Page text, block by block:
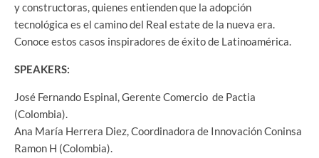
y constructoras, quienes entienden que la adopción
tecnológica es el camino del Real estate de la nueva era.
Conoce estos casos inspiradores de éxito de Latinoamérica.
SPEAKERS:
José Fernando Espinal, Gerente Comercio de Pactia
(Colombia).
Ana María Herrera Diez, Coordinadora de Innovación Coninsa
Ramon H (Colombia).